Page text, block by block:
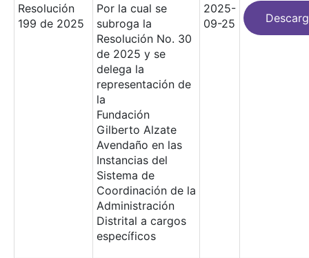
Resolución
199 de 2025
Por la cual se
subroga la
Resolución No. 30
de 2025 y se
delega la
representación de
la
Fundación
Gilberto Alzate
Avendaño en las
Instancias del
Sistema de
Coordinación de la
Administración
Distrital a cargos
específicos
2025-
09-25